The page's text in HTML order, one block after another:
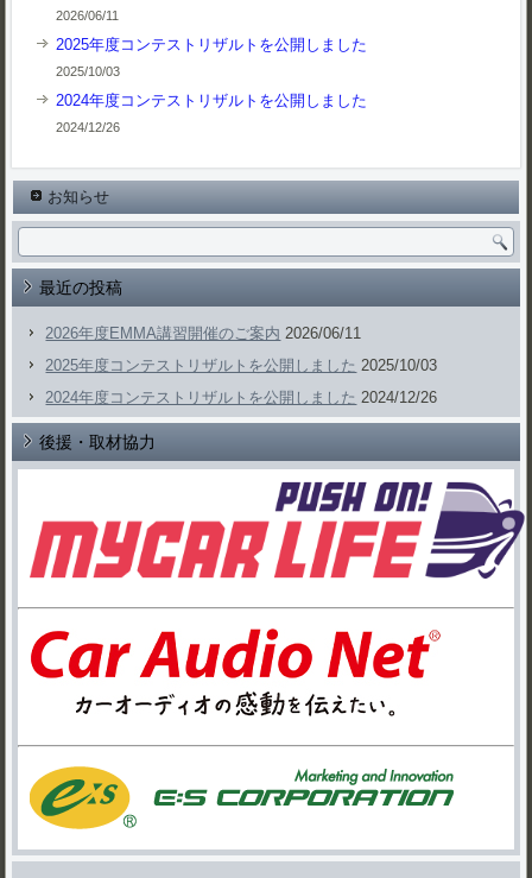
2026/06/11
2025年度コンテストリザルトを公開しました
2025/10/03
2024年度コンテストリザルトを公開しました
2024/12/26
お知らせ
最近の投稿
2026年度EMMA講習開催のご案内 2026/06/11
2025年度コンテストリザルトを公開しました 2025/10/03
2024年度コンテストリザルトを公開しました 2024/12/26
後援・取材協力